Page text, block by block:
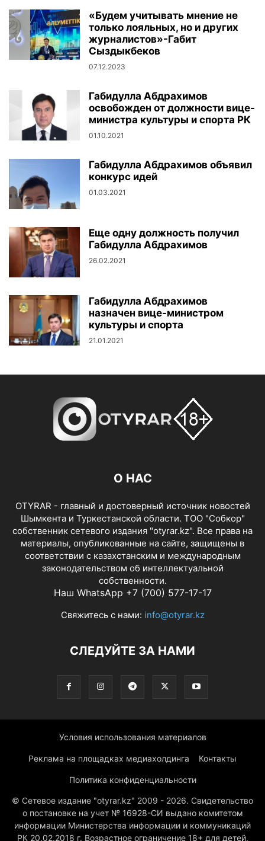
«Будем учитывать мнение не
только лояльных, но и других
журналистов»-Габит
Сыздыкбеков
07.12.2023
Габидулла Абдрахимов
освобожден от должности вице-
министра культуры и спорта РК
01.10.2021
Габидулла Абдрахимов объявил
конкурс идей
01.03.2021
Еще одну должность получил
Габидулла Абдрахимов
26.02.2021
Габидулла Абдрахимов
назначен вице-министром
культуры и спорта
21.01.2021
О НАС
OTYRAR - главный и достоверный источник новостей
Шымкента и Туркестанской области. ТОО "Собкор"
собственник сетевого издания "otyrar.kz". Все права на
материалы, опубликованные на сайте, защищены в
соответствии с казахстанским и международным
законодательством об интеллектуальной
собственности.
Наш WhatsApp +7 (700) 577-17-17
Свяжитесь с нами: info@otyrar.kz
СЛЕДУЙТЕ ЗА НАМИ
Условия использования материалов
Реклама на площадках медиахолдинга Контакты
Политика конфиденциальности
© Сетевое издание "otyrar.kz" 2009 - 2026. Свидетельство
о постановке на учет № 16928-СИ выдано комитетом
информации Министерства информации и коммуникаций
РК 20.02.2018 г. Возрастное ограничение 18+ для детей,